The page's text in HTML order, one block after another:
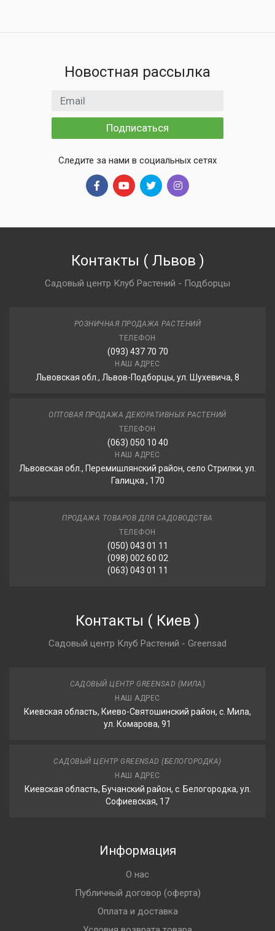
Новостная рассылка
Email адрес
Подписаться
Следите за нами в социальных сетях
Контакты ( Львов )
Садовый центр Клуб Растений - Подборцы
РОЗНИЧНАЯ ПРОДАЖА РАСТЕНИЙ
ТЕЛЕФОН
(093) 437 70 70
НАШ АДРЕС
Львовская обл., Львов-Подборцы, ул. Шухевича, 8
ОПТОВАЯ ПРОДАЖА ДЕКОРАТИВНЫХ РАСТЕНИЙ
ТЕЛЕФОН
(063) 050 10 40
НАШ АДРЕС
Львовская обл., Перемишлянский район, село Стрилки, ул.
Галицка , 170
ПРОДАЖА ТОВАРОВ ДЛЯ САДОВОДСТВА
ТЕЛЕФОН
(050) 043 01 11
(098) 002 60 02
(063) 043 01 11
Контакты ( Киев )
Садовый центр Клуб Растений - Greensad
САДОВЫЙ ЦЕНТР GREENSAD (МИЛА)
НАШ АДРЕС
Киевская область, Киево-Святошинский район, с. Мила,
ул. Комарова, 91
САДОВЫЙ ЦЕНТР GREENSAD (БЕЛОГОРОДКА)
НАШ АДРЕС
Киевская область, Бучанский район, с. Белогородка, ул.
Софиевская, 17
Информация
О нас
Публичный договор (оферта)
Оплата и доставка